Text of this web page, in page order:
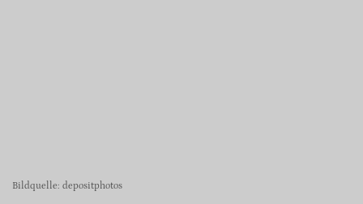
Bildquelle: depositphotos